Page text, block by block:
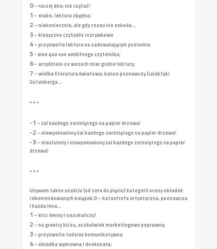
0– raczej dno; nie czytać!
1 – słabe, lektura zbędna;
2– niekoniecznie, ale gdy czasu nie szkoda...
3– klasyczne czytadło rozrywkowe
4– przyzwoita lektura na zadowalającym poziomie;
5- sine qua non ambitnego czytelnika;
6– arcydzieło ze wszech miar godne lektury;
7– wielka literatura światowa; kanon poznawczy Galaktyki
Gutenberga...
• • •
-1 – żal każdego zerżniętego na papier drzewa!
-2– niewysłowiony żal każdego zerżniętego na papier drzewa!
-3– nieutulony i niewysłowiony żal każdego zerżniętego na papier
drzewa!
• • •
Używam także sześciu (od zera do pięciu) kategorii oceny okładek
rekomendowanych książek:0 – katastrofa artystyczna, poznawcza
i każda inna...
1 – kicz denny i oszukańczy!
2– na granicy kiczu, aczkolwiek marketingowo poprawna;
3– przyzwoita tudzież komunikatywna
4– okładka wymowna i doskonała;